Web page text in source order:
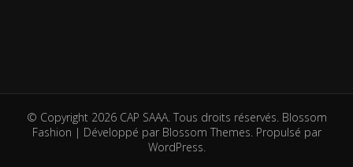
© Copyright 2026 CAP SAAA. Tous droits réservés. Blossom
Fashion | Développé parBlossom Themes. Propulsé par
WordPress.